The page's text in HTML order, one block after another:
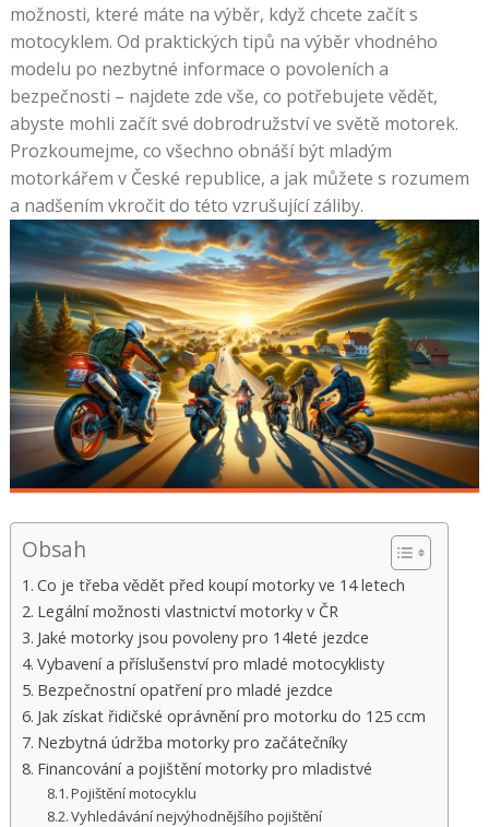
možnosti, které máte na výběr, když chcete začít s
motocyklem. Od praktických tipů na výběr vhodného
modelu po nezbytné informace o povoleních a
bezpečnosti – najdete zde vše, co potřebujete vědět,
abyste mohli začít své dobrodružství ve světě motorek.
Prozkoumejme, co všechno obnáší být mladým
motorkářem v České republice, a jak můžete s rozumem
a nadšením vkročit do této vzrušující záliby.
Obsah
Co je třeba vědět před koupí motorky ve 14 letech
Legální možnosti vlastnictví motorky v ČR
Jaké motorky jsou povoleny pro 14leté jezdce
Vybavení a příslušenství pro mladé motocyklisty
Bezpečnostní opatření pro mladé jezdce
Jak získat řidičské oprávnění pro motorku do 125 ccm
Nezbytná údržba motorky pro začátečníky
Financování a pojištění motorky pro mladistvé
Pojištění motocyklu
Vyhledávání nejvýhodnějšího pojištění